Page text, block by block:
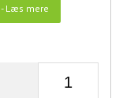
- Læs mere